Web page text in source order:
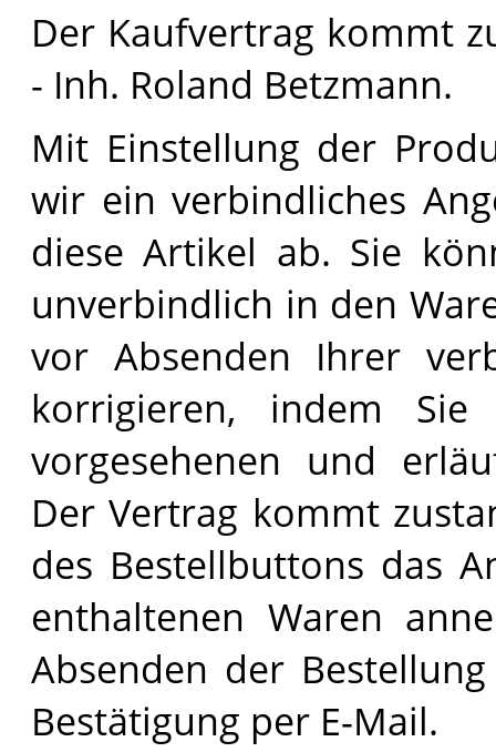
Der Kaufvertrag kommt
- Inh. Roland Betzmann.
Mit Einstellung der
wir ein verbindliches
diese Artikel ab. Sie
unverbindlich in den
vor Absenden Ihrer
korrigieren, indem
vorgesehenen und
Der Vertrag kommt
des Bestellbuttons das
enthaltenen Waren
Absenden der
Bestätigung per E-Mail.